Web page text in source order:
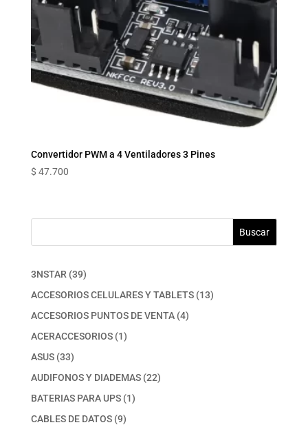
Convertidor PWM a 4 Ventiladores 3 Pines
$ 47.700
Buscar
3NSTAR 3939
productos
ACCESORIOS CELULARES Y TABLETS 1313
ACCESORIOS PUNTOS DE VENTA 44
ACERACCESORIOS 11
ASUS 3333
productos
AUDIFONOS Y DIADEMAS 2222
BATERIAS PARA UPS 11
CABLES DE DATOS 99